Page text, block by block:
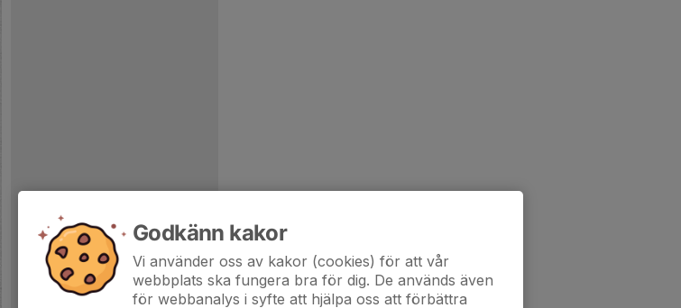
Godkänn kakor
Vi använder oss av kakor (cookies) för att vår
webbplats ska fungera bra för dig. De används även
för webbanalys i syfte att hjälpa oss att förbättra